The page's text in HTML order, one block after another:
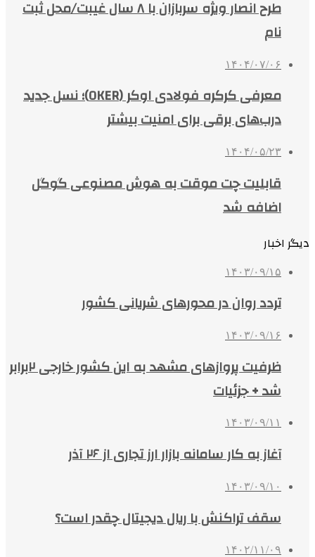
طرح انصار ویژه سربازان با ۸ سال غیبت/محل ثبت
نام
۱۴۰۴/۰۷/۰۶
معرفی کرکره فولادی اوکر (OKER)؛ نسل جدید
درب‌های برقی برای امنیت بیشتر
۱۴۰۴/۰۵/۲۳
قابلیت چت موقت به هوش مصنوعی گوگل
اضافه شد
دیگر اخبار
۱۴۰۳/۰۹/۱۵
تردد روان در محورهای شریانی کشور
۱۴۰۳/۰۹/۱۶
ظرفیت پروازهای مشهد به این کشور خارجی ۲برابر
شد + جزئیات
۱۴۰۳/۰۹/۱۱
آغاز به کار سامانه بازار ارز تجاری از ۲۶ آذر
۱۴۰۳/۰۹/۱۰
سقف تراکنش با ریال دیجیتال چقدر است؟
۱۴۰۲/۱۱/۰۹